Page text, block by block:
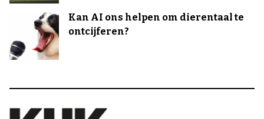
Kan AI ons helpen om dierentaal te
ontcijferen?